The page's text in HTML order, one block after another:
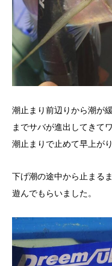
潮止まり前辺りから潮が
までサバが進出してきて
潮止まりで止めて早上がり
下げ潮の途中から止まる
遊んでもらいました。